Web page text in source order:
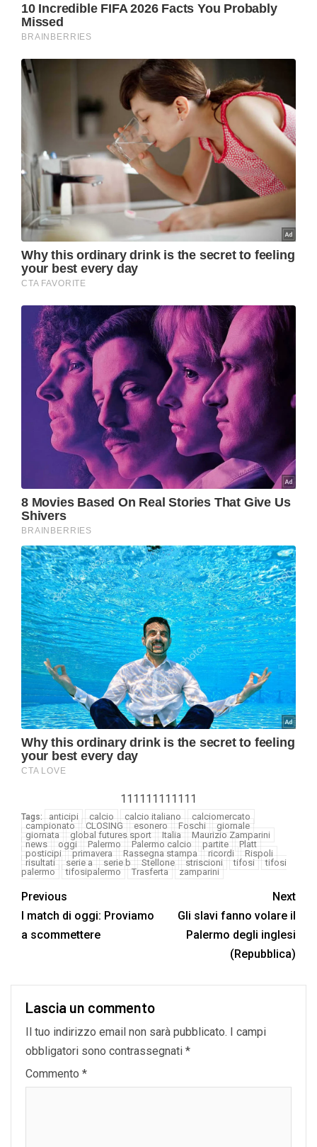
111111111111
Tags: anticipi calcio calcio italiano
calciomercato
campionato
CLOSING esonero Foschi
giornale
giornata
global futures sport Italia
Maurizio Zamparini
news
oggi Palermo Palermo calcio partite
Platt
posticipi
primavera Rassegna stampa ricordi
Rispoli
risultati
serie a serie b Stellone striscioni tifosi
tifosi
palermo
tifosipalermo Trasferta zamparini
Previous
I match di oggi: Proviamo
a scommettere
Next
Gli slavi fanno volare il
Palermo degli inglesi
(Repubblica)
Lascia un commento
Il tuo indirizzo email non sarà pubblicato. I campi
obbligatori sono contrassegnati *
Commento *